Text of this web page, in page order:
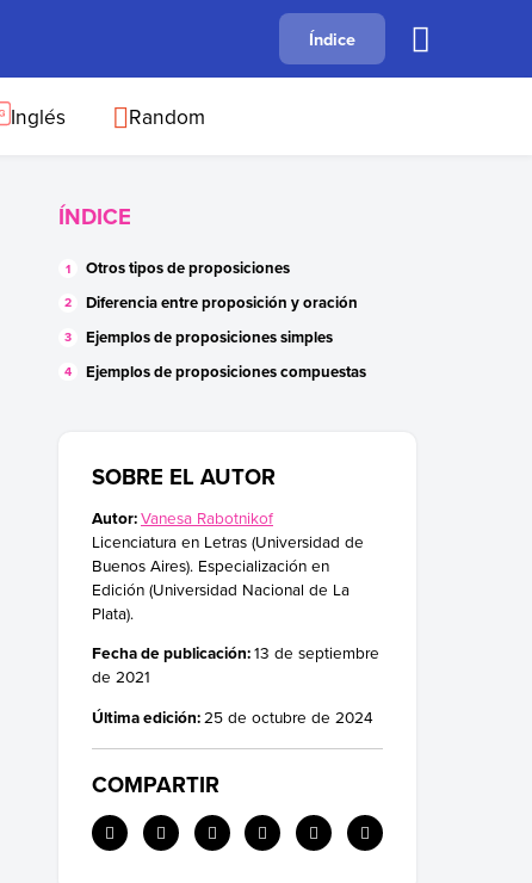
B C F
Índice
Inglés Random
ÍNDICE
Otros tipos de proposiciones
Diferencia entre proposición y oración
Ejemplos de proposiciones simples
Ejemplos de proposiciones compuestas
SOBRE EL AUTOR
Autor:Vanesa Rabotnikof
Licenciatura en Letras (Universidad de
Buenos Aires). Especialización en
Edición (Universidad Nacional de La
Plata).
Fecha de publicación:13 de septiembre
de 2021
Última edición:25 de octubre de 2024
COMPARTIR